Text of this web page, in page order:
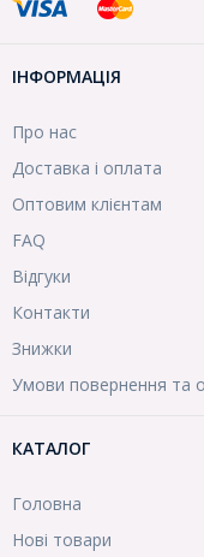
ІНФОРМАЦІЯ
Про нас
Доставка і оплата
Оптовим клієнтам
FAQ
Відгуки
Контакти
Знижки
Умови повернення та
КАТАЛОГ
Головна
Нові товари